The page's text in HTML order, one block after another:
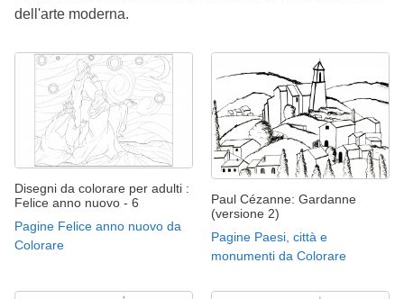
dell'arte moderna.
Disegni da colorare per adulti :
Felice anno nuovo - 6
Pagine Felice anno nuovo da
Colorare
Paul Cézanne: Gardanne
(versione 2)
Pagine Paesi, città e
monumenti da Colorare